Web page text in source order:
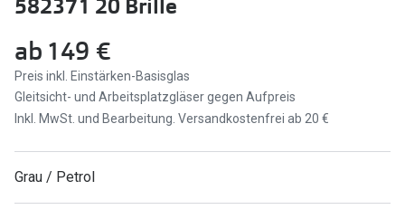
Ray-Ban
DbyD
Seen
Miu Miu Unofficial
582371 20 Brille
ab 149 €
Preis inkl. Einstärken-Basisglas
Gleitsicht- und Arbeitsplatzgläser gegen Aufpreis
Inkl. MwSt. und Bearbeitung. Versandkostenfrei ab 20 €
Grau / Petrol